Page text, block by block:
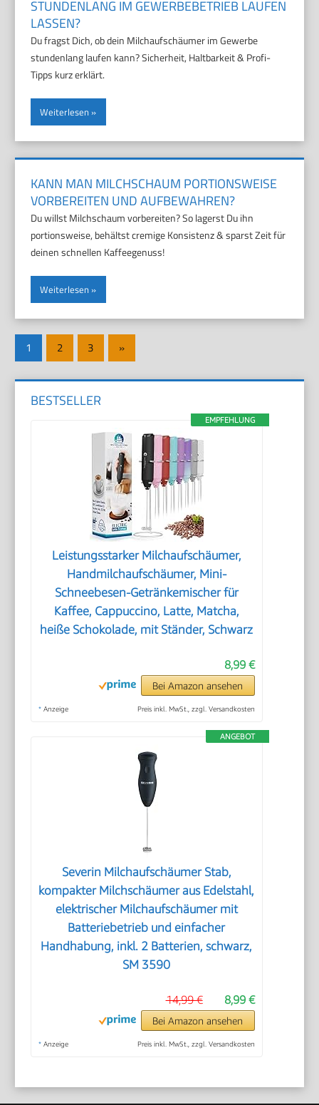
STUNDENLANG IM GEWERBEBETRIEB LAUFEN
LASSEN?
Du fragst Dich, ob dein Milchaufschäumer im Gewerbe
stundenlang laufen kann? Sicherheit, Haltbarkeit & Profi-
Tipps kurz erklärt.
Weiterlesen
KANN MAN MILCHSCHAUM PORTIONSWEISE
VORBEREITEN UND AUFBEWAHREN?
Du willst Milchschaum vorbereiten? So lagerst Du ihn
portionsweise, behältst cremige Konsistenz & sparst Zeit für
deinen schnellen Kaffeegenuss!
Weiterlesen
Seitennummerierung
der
Beiträge
1 2 3
Nächste
Beiträge
»
BESTSELLER
EMPFEHLUNG
Leistungsstarker Milchaufschäumer,
Handmilchaufschäumer, Mini-
Schneebesen-Getränkemischer für
Kaffee, Cappuccino, Latte, Matcha,
heiße Schokolade, mit Ständer, Schwarz
8,99 €
Bei Amazon ansehen
* Anzeige Preis inkl. MwSt., zzgl. Versandkosten
ANGEBOT
Severin Milchaufschäumer Stab,
kompakter Milchschäumer aus Edelstahl,
elektrischer Milchaufschäumer mit
Batteriebetrieb und einfacher
Handhabung, inkl. 2 Batterien, schwarz,
SM 3590
8,99 €
14,99 €
Bei Amazon ansehen
* Anzeige Preis inkl. MwSt., zzgl. Versandkosten